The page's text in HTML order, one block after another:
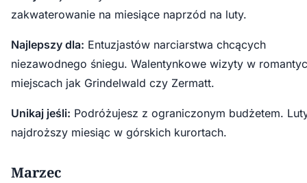
zakwaterowanie na miesiące naprzód na luty.
Najlepszy dla: Entuzjastów narciarstwa chcących
niezawodnego śniegu. Walentynkowe wizyty w
miejscach jak Grindelwald czy Zermatt.
Unikaj jeśli: Podróżujesz z ograniczonym budżetem.
najdroższy miesiąc w górskich kurortach.
Marzec